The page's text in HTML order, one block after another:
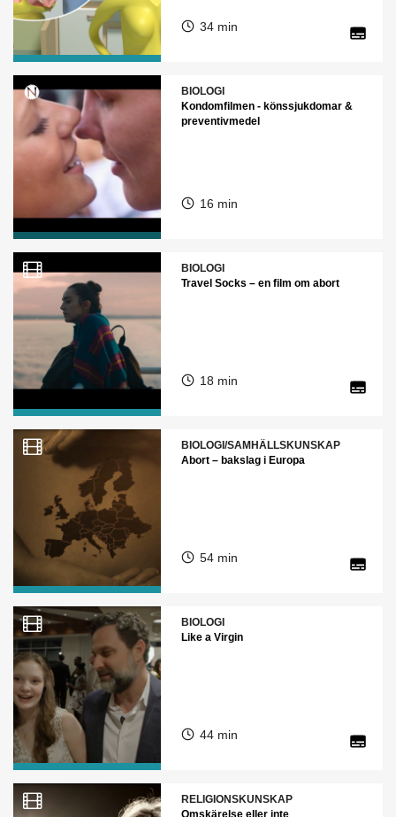
34 min
BIOLOGI
Kondomfilmen - könssjukdomar &
preventivmedel
16 min
BIOLOGI
Travel Socks – en film om abort
18 min
BIOLOGI/SAMHÄLLSKUNSKAP
Abort – bakslag i Europa
54 min
BIOLOGI
Like a Virgin
44 min
RELIGIONSKUNSKAP
Omskärelse eller inte